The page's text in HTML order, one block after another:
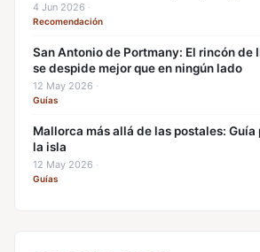
4 Jun 2026 ·
Recomendación
San Antonio de Portmany: El rincón de
se despide mejor que en ningún lado
12 May 2026 ·
Guías
Mallorca más allá de las postales: Guía
la isla
12 May 2026 ·
Guías